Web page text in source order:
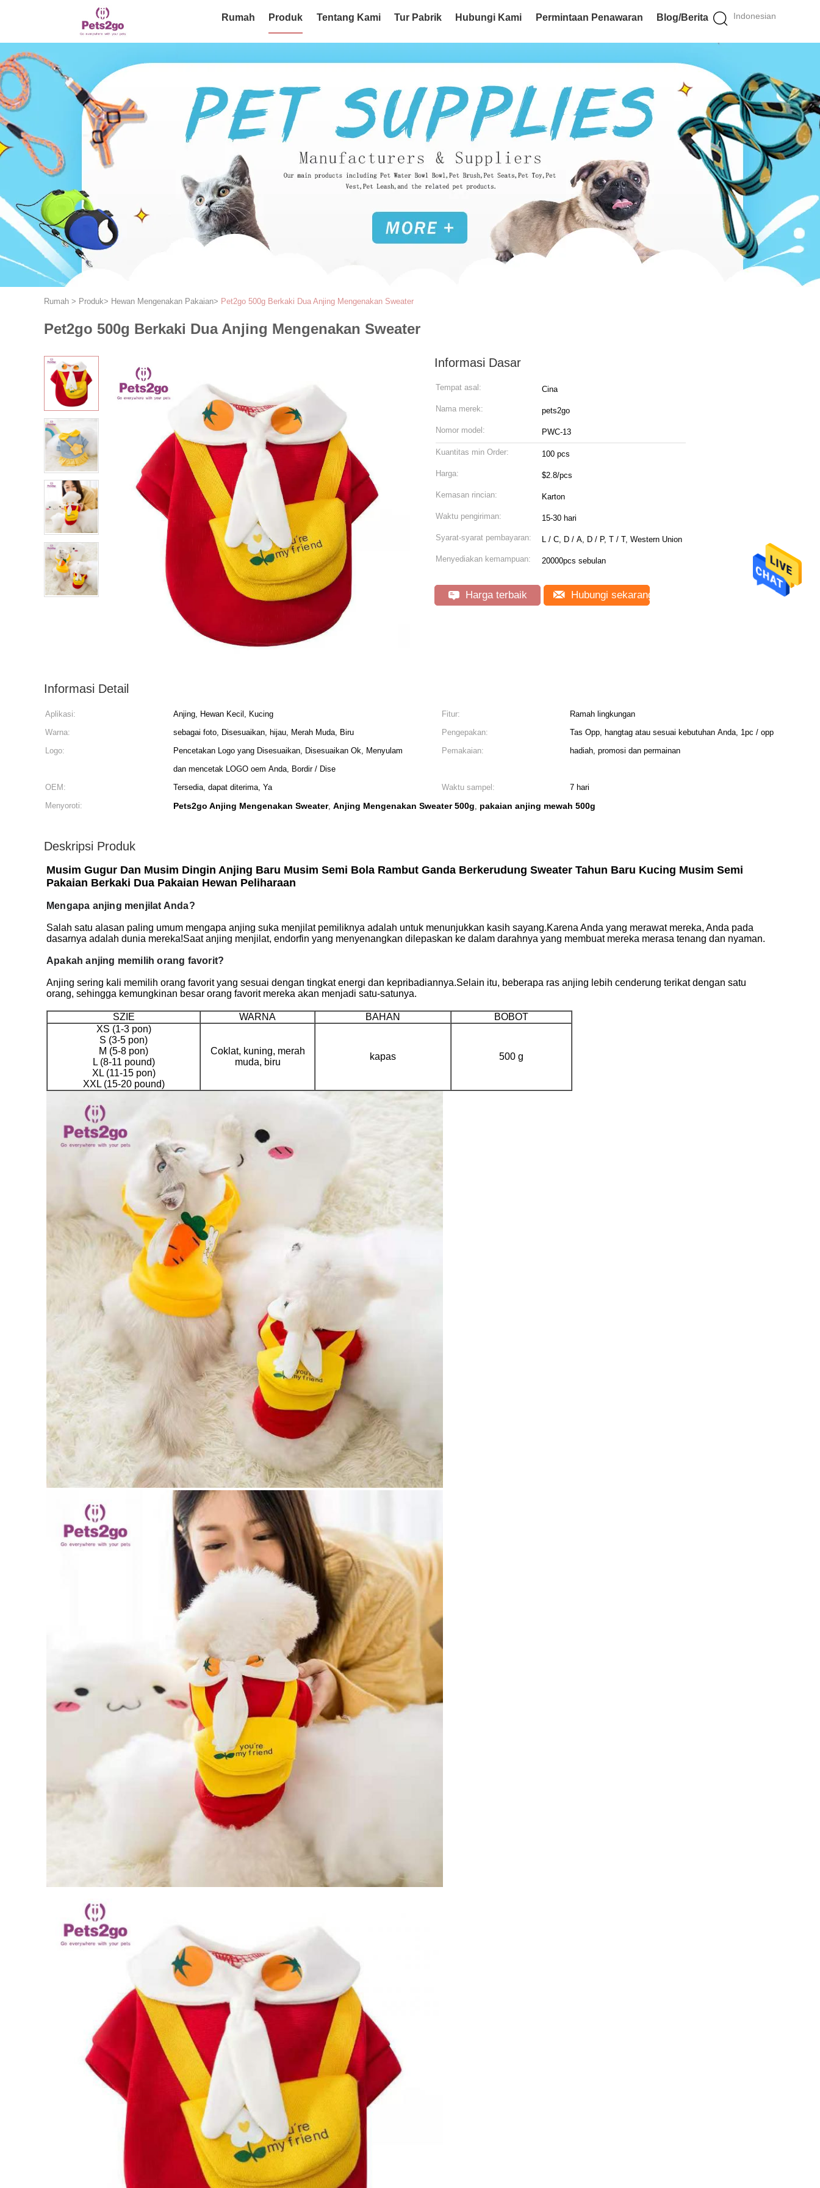
Indonesian
Rumah Produk Tentang Kami Tur Pabrik Hubungi Kami Permintaan Penawaran Blog/Berita
Rumah > Produk> Hewan Mengenakan Pakaian> Pet2go 500g Berkaki Dua Anjing Mengenakan Sweater
Pet2go 500g Berkaki Dua Anjing Mengenakan Sweater
Informasi Dasar
Tempat asal: Cina
Nama merek: pets2go
Nomor model: PWC-13
Kuantitas min Order: 100 pcs
Harga: $2.8/pcs
Kemasan rincian: Karton
Waktu pengiriman: 15-30 hari
Syarat-syarat pembayaran: L / C, D / A, D / P, T / T, Western Union
Menyediakan kemampuan: 20000pcs sebulan
Harga terbaik Hubungi sekarang
Informasi Detail
Aplikasi: Anjing, Hewan Kecil, Kucing Fitur:
Ramah lingkungan
Warna:
sebagai foto, Disesuaikan, hijau, Merah Muda, Biru Pengepakan:
Tas Opp, hangtag atau sesuai kebutuhan Anda, 1pc / opp
Logo:
Pencetakan Logo yang Disesuaikan, Disesuaikan Ok, Menyulam
dan mencetak LOGO oem Anda, Bordir / Dise
Pemakaian: hadiah, promosi dan permainan
OEM: Tersedia, dapat diterima, Ya Waktu sampel:
7 hari
Menyoroti:
Pets2go Anjing Mengenakan Sweater, Anjing Mengenakan Sweater 500g, pakaian anjing mewah 500g
Deskripsi Produk
Musim Gugur Dan Musim Dingin Anjing Baru Musim Semi Bola Rambut Ganda Berkerudung Sweater Tahun Baru Kucing Musim Semi
Pakaian Berkaki Dua Pakaian Hewan Peliharaan
Mengapa anjing menjilat Anda?
Salah satu alasan paling umum mengapa anjing suka menjilat pemiliknya adalah untuk menunjukkan kasih sayang.Karena Anda yang merawat mereka, Anda pada
dasarnya adalah dunia mereka!Saat anjing menjilat, endorfin yang menyenangkan dilepaskan ke dalam darahnya yang membuat mereka merasa tenang dan nyaman.
Apakah anjing memilih orang favorit?
Anjing sering kali memilih orang favorit yang sesuai dengan tingkat energi dan kepribadiannya.Selain itu, beberapa ras anjing lebih cenderung terikat dengan satu
orang, sehingga kemungkinan besar orang favorit mereka akan menjadi satu-satunya.
SZIE WARNA BAHAN
BOBOT
XS (1-3 pon)
S (3-5 pon)
M (5-8 pon)
L (8-11 pound)
XL (11-15 pon)
XXL (15-20 pound)
Coklat, kuning, merah
muda, biru
kapas 500 g